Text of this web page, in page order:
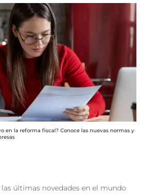
en la reforma fiscal? Conoce las nuevas normas y
últimas novedades en el mundo